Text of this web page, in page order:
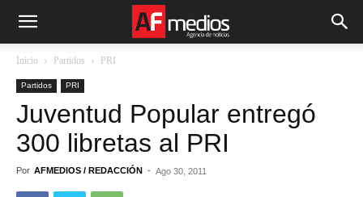
Inicio Partidos PRI
Partidos PRI
Juventud Popular entregó
300 libretas al PRI
Por AFMEDIOS / REDACCIÓN - Ago 30, 2011